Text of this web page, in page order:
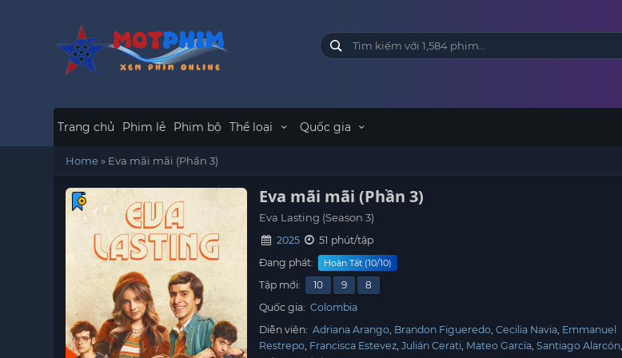
Trang chủ Phim lẻ Phim bộ Thể loại Quốc gia
Home» Eva mãi mãi (Phần 3)
Eva mãi mãi (Phần 3)
Eva Lasting (Season 3)
2025
51 phút/tập
Đang phát:
Hoàn Tất (10/10)
Tập mới: 10 9
8
Quốc gia: Colombia
Diễn viên: Adriana Arango Brandon Figueredo Cecilia Navia Emmanuel
Restrepo Francisca Estevez Julián Cerati Mateo García Santiago Alarcón